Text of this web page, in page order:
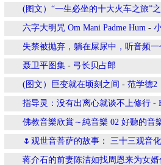
(图文）“一生必坐的十大火车之旅”
六字大明咒 Om Mani Padme Hum -
失禁被抛弃，躺在屎尿中，听音频一
聂卫平图集 - 弓长贝占郎
(图文）巨变就在顷刻之间 - 范学德2
指导灵：没有出离心就谈不上修行 -
佛教音樂欣賞～純音樂 02 好聽的音
🌷观世音菩萨的故事： 三十三观音
蒋介石的前妻陈洁如找周恩来为女